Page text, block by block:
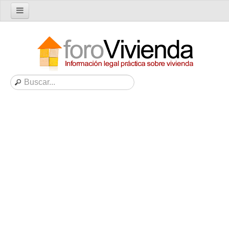
Nuevo tema
Buscar en el foro